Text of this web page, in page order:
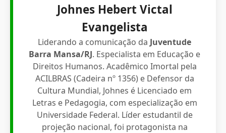
Johnes Hebert Victal
Evangelista
Liderando a comunicação da Juventude
Barra Mansa/RJ. Especialista em Educação e
Direitos Humanos. Acadêmico Imortal pela
ACILBRAS (Cadeira nº 1356) e Defensor da
Cultura Mundial, Johnes é Licenciado em
Letras e Pedagogia, com especialização em
Universidade Federal. Líder estudantil de
projeção nacional, foi protagonista na